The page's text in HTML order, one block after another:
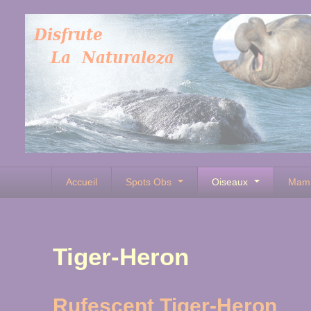
Accueil Spots Obs Oiseaux
Tiger-Heron
Rufescent Tiger-Heron